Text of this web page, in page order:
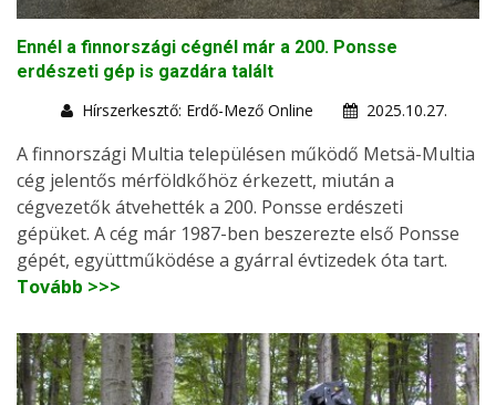
Ennél a finnországi cégnél már a 200. Ponsse
erdészeti gép is gazdára talált
Hírszerkesztő: Erdő-Mező Online
2025.10.27.
A finnországi Multia településen működő Metsä-Multia
cég jelentős mérföldkőhöz érkezett, miután a
cégvezetők átvehették a 200. Ponsse erdészeti
gépüket. A cég már 1987-ben beszerezte első Ponsse
gépét, együttműködése a gyárral évtizedek óta tart.
Tovább >>>